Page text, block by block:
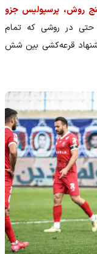
روش، پرسپولیس جزو
حتی در روشی که تمام
قرعه‌کشی بین شش